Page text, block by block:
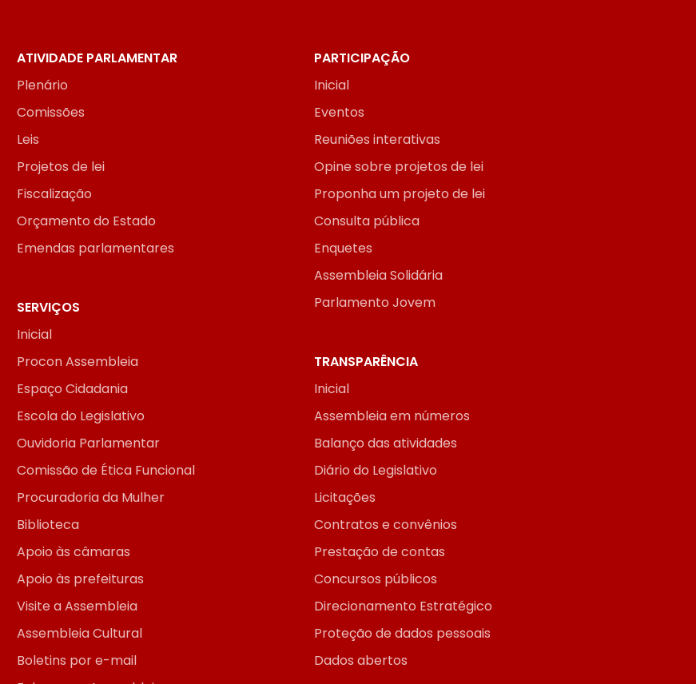
ATIVIDADE PARLAMENTAR
Plenário
Comissões
Leis
Projetos de lei
Fiscalização
Orçamento do Estado
Emendas parlamentares
PARTICIPAÇÃO
Inicial
Eventos
Reuniões interativas
Opine sobre projetos de lei
Proponha um projeto de lei
Consulta pública
Enquetes
Assembleia Solidária
Parlamento Jovem
SERVIÇOS
Inicial
Procon Assembleia
Espaço Cidadania
Escola do Legislativo
Ouvidoria Parlamentar
Comissão de Ética Funcional
Procuradoria da Mulher
Biblioteca
Apoio às câmaras
Apoio às prefeituras
Visite a Assembleia
Assembleia Cultural
Boletins por e-mail
TRANSPARÊNCIA
Inicial
Assembleia em números
Balanço das atividades
Diário do Legislativo
Licitações
Contratos e convênios
Prestação de contas
Concursos públicos
Direcionamento Estratégico
Proteção de dados pessoais
Dados abertos